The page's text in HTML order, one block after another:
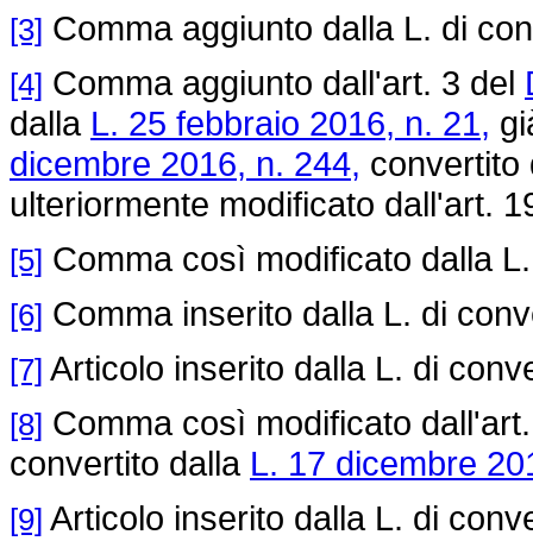
[3] Comma aggiunto dalla L. di
[4] Comma aggiunto dall'art. 3 del
dalla L. 25 febbraio 2016, n. 21,
dicembre 2016, n. 244,
ulteriormente modificato dall'art.
[5] Comma così modificato dalla
[6] Comma inserito dalla L. di
[7] Articolo inserito dalla L. di
[8] Comma così modificato
convertito dalla L. 17 dicembre
[9] Articolo inserito dalla L. di